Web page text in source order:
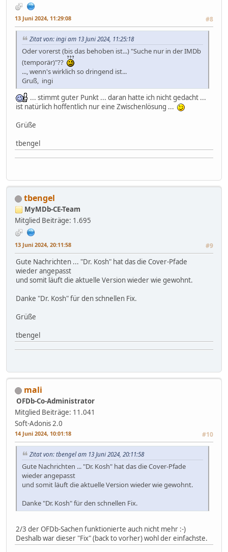
13 Juni 2024, 11:29:08 #8
Zitat von: ingi am 13 Juni 2024, 11:25:18
Oder vorerst (bis das behoben ist...) "Suche nur in der IMDb
(temporär)"??
..., wenn's wirklich so dringend ist...
Gruß, ingi
... stimmt guter Punkt ... daran hatte ich nicht gedacht ...
ist natürlich hoffentlich nur eine Zwischenlösung ...
Grüße
tbengel
tbengel
MyMDb-CE-Team
Mitglied Beiträge: 1.695
13 Juni 2024, 20:11:58 #9
Gute Nachrichten ... "Dr. Kosh" hat das die Cover-Pfade
wieder angepasst
und somit läuft die aktuelle Version wieder wie gewohnt.
Danke "Dr. Kosh" für den schnellen Fix.
Grüße
tbengel
mali
OFDb-Co-Administrator
Mitglied Beiträge: 11.041
Soft-Adonis 2.0
14 Juni 2024, 10:01:18 #10
Zitat von: tbengel am 13 Juni 2024, 20:11:58
Gute Nachrichten ... "Dr. Kosh" hat das die Cover-Pfade
wieder angepasst
und somit läuft die aktuelle Version wieder wie gewohnt.
Danke "Dr. Kosh" für den schnellen Fix.
2/3 der OFDb-Sachen funktionierte auch nicht mehr :-)
Deshalb war dieser "Fix" (back to vorher) wohl der einfachste.